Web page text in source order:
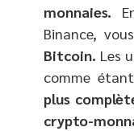
monnaies.
Binance,
Bitcoin. Les
comme
plus
crypto-